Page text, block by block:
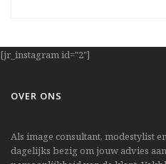
[jr_instagram id="2"]
OVER ONS
Als image consultant, modestylist
dagelijks bezig om jouw advies